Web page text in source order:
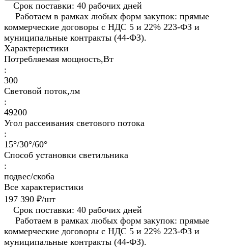
Срок поставки: 40 рабочих дней
Работаем в рамках любых форм закупок: прямые
коммерческие договоры с НДС 5 и 22% 223-ФЗ и
муниципальные контракты (44-ФЗ).
Характеристики
Потребляемая мощность,Вт
:
300
Световой поток,лм
:
49200
Угол рассеивания светового потока
:
15°/30°/60°
Способ установки светильника
:
подвес/скоба
Все характеристики
197 390 ₽/шт
Срок поставки: 40 рабочих дней
Работаем в рамках любых форм закупок: прямые
коммерческие договоры с НДС 5 и 22% 223-ФЗ и
муниципальные контракты (44-ФЗ).